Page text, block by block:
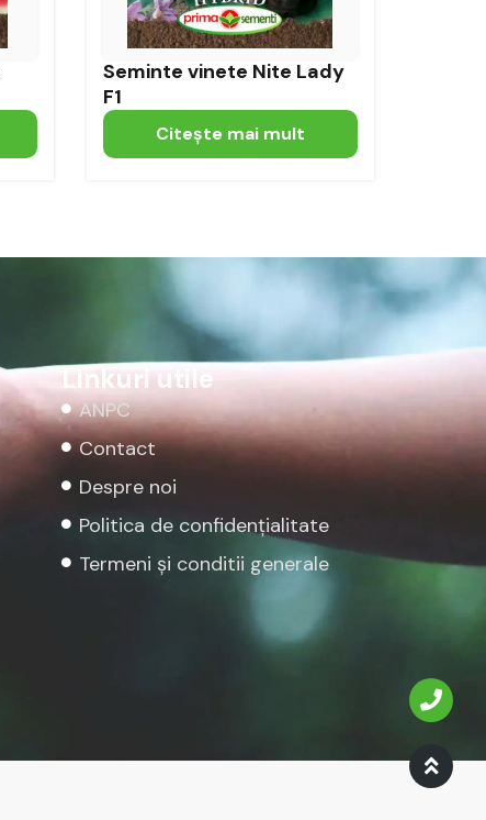
Seminte vinete Nite Lady
F1
Citeşte mai mult
Linkuri utile
ANPC
Contact
Despre noi
Politica de confidențialitate
Termeni și conditii generale